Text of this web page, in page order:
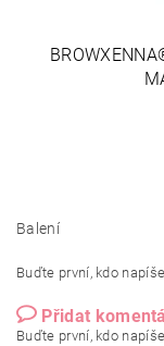
Balení
Buďte první, kdo
Přidat
Buďte první, kdo